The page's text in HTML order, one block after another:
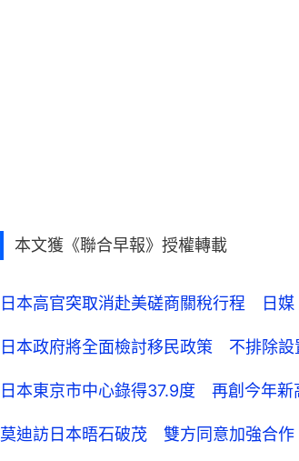
本文獲《聯合早報》授權轉載
日本高官突取消赴美磋商關稅行程 日媒
日本政府將全面檢討移民政策 不排除設
日本東京市中心錄得37.9度 再創今年新
莫迪訪日本晤石破茂 雙方同意加強合